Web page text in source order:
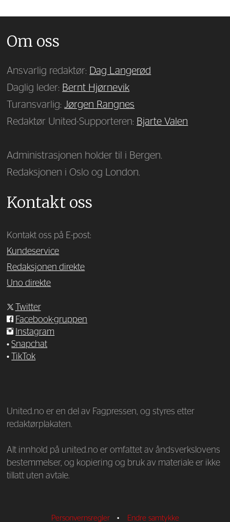
Om oss
Ansvarlig redaktør: Dag Langerød
Daglig leder: Bernt Hjørnevik
Turansvarlig:Jørgen Rangnes
Redaktør United-Supporteren: Bjarte Valen
Administrasjonen holder til i Bergen.
Redaksjonen i Oslo og London.
Kontakt oss
Kontakt oss på E-post:
Kundeservice
Redaksjonen direkte
Uno direkte
Twitter
Facebook-gruppen
Instagram
•Snapchat
•
TikTok
United.no er en del av Fagpressen, og styres etter
redaktørplakaten.
Alt innhold på united.no er omfattet av åndsverkslovens
bestemmelser, og kopiering og bruk av materiale er ikke
tillatt uten avtale.
Personvernsregler • Endre samtykke